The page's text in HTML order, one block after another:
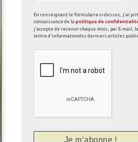
En renseignant le formulaire ci-dessus, j'ai prit
connaissance de la politique de
j'accepte de recevoir chaque mois, par E-mail, la
lettre d'informationdes derniers articles